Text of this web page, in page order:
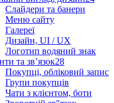
Слайдери та банери
Меню сайту
Галереї
Дизайн, UI / UX
Логотип водяний знак
та звʼязок28
Покупці, обліковий запис
Групи покупців
Чати з клієнтом, боти